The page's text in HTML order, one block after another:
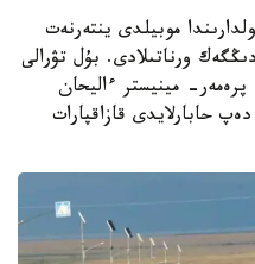
موبيلدى ينتەرنەت
دىڭگەك ورناتىلادى. بۇل تۋرالى
پرەمەر- مينيستر ءاليحان
حابارلايدى قازاقپارات